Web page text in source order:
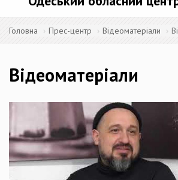
Головна Прес-центр Відеоматеріали
Відеоматеріали